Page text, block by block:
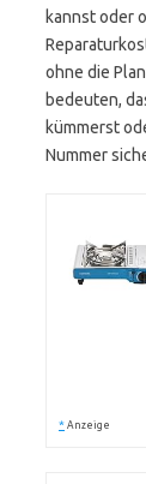
kannst oder
ohne die
bedeuten,
kümmerst
Nummer
* Anzeige